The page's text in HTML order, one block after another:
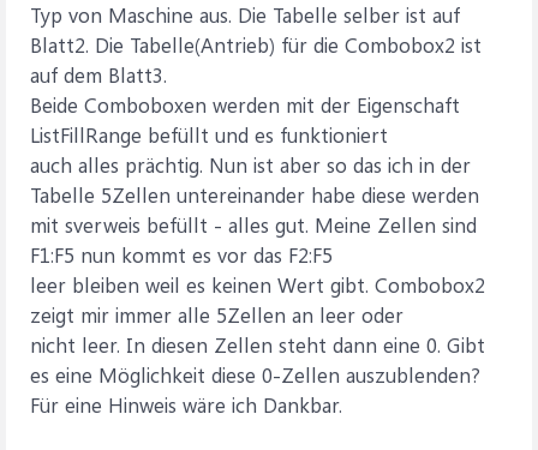
Typ von Maschine aus. Die Tabelle selber ist auf
Blatt2. Die Tabelle(Antrieb) für die Combobox2 ist
auf dem Blatt3.
Beide Comboboxen werden mit der Eigenschaft
ListFillRange befüllt und es funktioniert
auch alles prächtig. Nun ist aber so das ich in der
Tabelle 5Zellen untereinander habe diese werden
mit sverweis befüllt - alles gut. Meine Zellen sind
F1:F5 nun kommt es vor das F2:F5
leer bleiben weil es keinen Wert gibt. Combobox2
zeigt mir immer alle 5Zellen an leer oder
nicht leer. In diesen Zellen steht dann eine 0. Gibt
es eine Möglichkeit diese 0-Zellen auszublenden?
Für eine Hinweis wäre ich Dankbar.